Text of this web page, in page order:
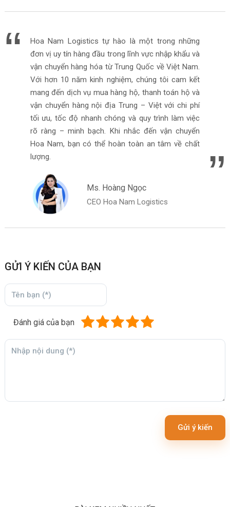
Hoa Nam Logistics tự hào là một trong những
đơn vị uy tín hàng đầu trong lĩnh vực nhập khẩu và
vận chuyển hàng hóa từ Trung Quốc về Việt Nam.
Với hơn 10 năm kinh nghiệm, chúng tôi cam kết
mang đến dịch vụ mua hàng hộ, thanh toán hộ và
vận chuyển hàng nội địa Trung – Việt với chi phí
tối ưu, tốc độ nhanh chóng và quy trình làm việc
rõ ràng – minh bạch. Khi nhắc đến vận chuyển
Hoa Nam, bạn có thể hoàn toàn an tâm về chất
lượng.
Ms. Hoàng Ngọc
CEO Hoa Nam Logistics
GỬI Ý KIẾN CỦA BẠN
Đánh giá của bạn
Gửi ý kiến